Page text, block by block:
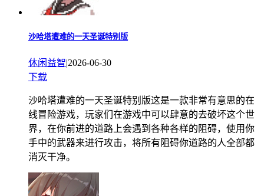
沙哈塔遭难的一天圣诞特别版
休闲益智|2026-06-30
下载
沙哈塔遭难的一天圣诞特别版这是一款非常有意思的在
线冒险游戏，玩家们在游戏中可以肆意的去破坏这个世
界，在你前进的道路上会遇到各种各样的阻碍，使用你
手中的武器来进行攻击，将所有阻碍你道路的人全部都
消灭干净。